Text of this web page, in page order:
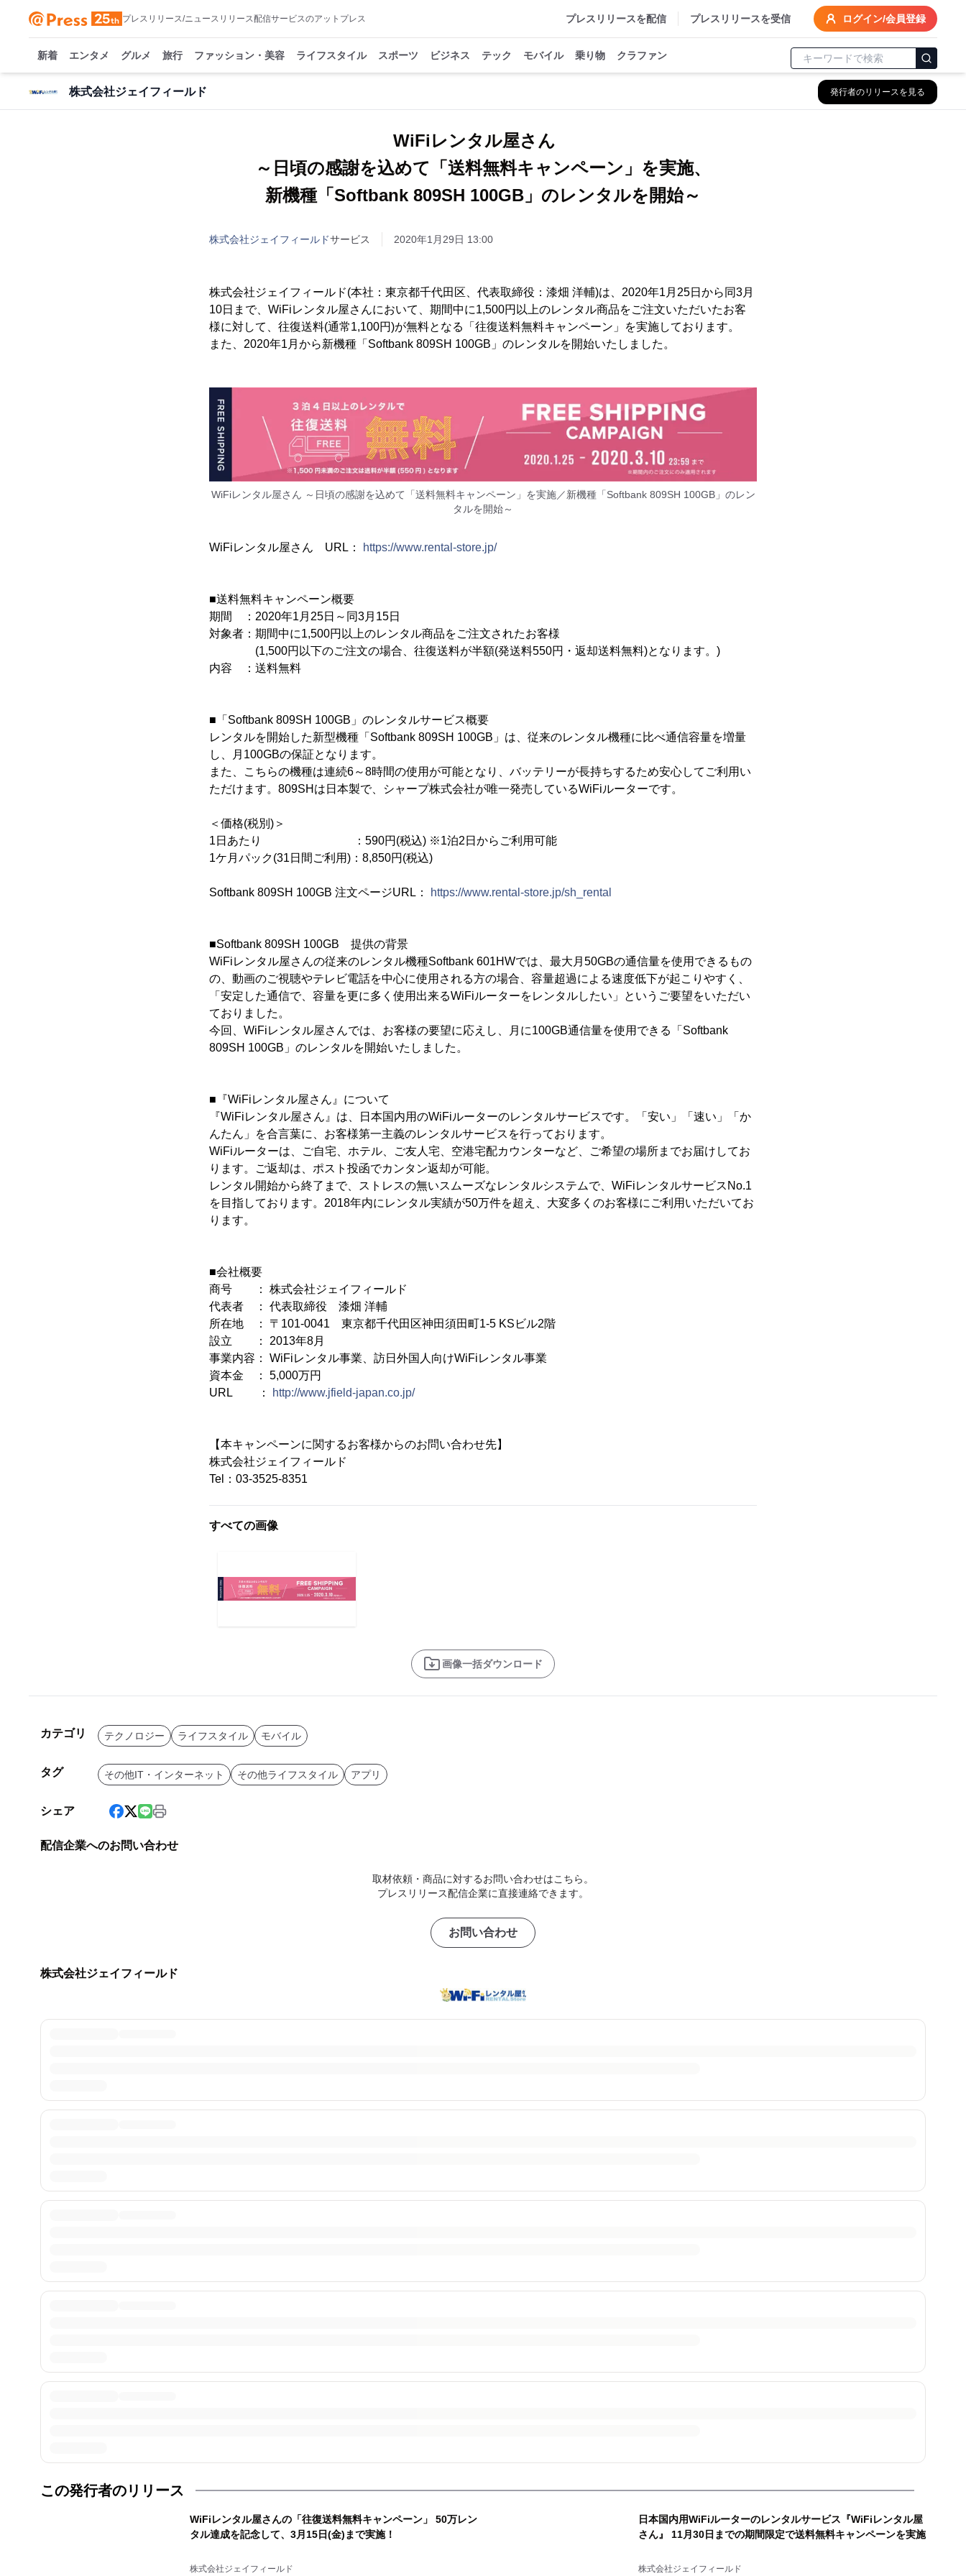
プレスリリース/ニュースリリース配信サービスのアットプレス プレスリリースを配信 プレスリリースを受信 ログイン/会員登録
新着 エンタメ グルメ 旅行 ファッション・美容 ライフスタイル スポーツ ビジネス テック モバイル 乗り物 クラファン
株式会社ジェイフィールド 発行者のリリースを見る
WiFiレンタル屋さん
～日頃の感謝を込めて「送料無料キャンペーン」を実施、
新機種「Softbank 809SH 100GB」のレンタルを開始～
株式会社ジェイフィールドサービス 2020年1月29日 13:00
株式会社ジェイフィールド(本社：東京都千代田区、代表取締役：漆畑 洋輔)は、2020年1月25日から同3月
10日まで、WiFiレンタル屋さんにおいて、期間中に1,500円以上のレンタル商品をご注文いただいたお客
様に対して、往復送料(通常1,100円)が無料となる「往復送料無料キャンペーン」を実施しております。
また、2020年1月から新機種「Softbank 809SH 100GB」のレンタルを開始いたしました。
WiFiレンタル屋さん ～日頃の感謝を込めて「送料無料キャンペーン」を実施／新機種「Softbank 809SH 100GB」のレン
タルを開始～
WiFiレンタル屋さん URL： https://www.rental-store.jp/
■送料無料キャンペーン概要
期間 ：2020年1月25日～同3月15日
対象者：期間中に1,500円以上のレンタル商品をご注文されたお客様
(1,500円以下のご注文の場合、往復送料が半額(発送料550円・返却送料無料)となります。)
内容 ：送料無料
■「Softbank 809SH 100GB」のレンタルサービス概要
レンタルを開始した新型機種「Softbank 809SH 100GB」は、従来のレンタル機種に比べ通信容量を増量
し、月100GBの保証となります。
また、こちらの機種は連続6～8時間の使用が可能となり、バッテリーが長持ちするため安心してご利用い
ただけます。809SHは日本製で、シャープ株式会社が唯一発売しているWiFiルーターです。
＜価格(税別)＞
1日あたり ：590円(税込) ※1泊2日からご利用可能
1ケ月パック(31日間ご利用)：8,850円(税込)
Softbank 809SH 100GB 注文ページURL： https://www.rental-store.jp/sh_rental
■Softbank 809SH 100GB 提供の背景
WiFiレンタル屋さんの従来のレンタル機種Softbank 601HWでは、最大月50GBの通信量を使用できるもの
の、動画のご視聴やテレビ電話を中心に使用される方の場合、容量超過による速度低下が起こりやすく、
「安定した通信で、容量を更に多く使用出来るWiFiルーターをレンタルしたい」というご要望をいただい
ておりました。
今回、WiFiレンタル屋さんでは、お客様の要望に応えし、月に100GB通信量を使用できる「Softbank
809SH 100GB」のレンタルを開始いたしました。
■『WiFiレンタル屋さん』について
『WiFiレンタル屋さん』は、日本国内用のWiFiルーターのレンタルサービスです。「安い」「速い」「か
んたん」を合言葉に、お客様第一主義のレンタルサービスを行っております。
WiFiルーターは、ご自宅、ホテル、ご友人宅、空港宅配カウンターなど、ご希望の場所までお届けしてお
ります。ご返却は、ポスト投函でカンタン返却が可能。
レンタル開始から終了まで、ストレスの無いスムーズなレンタルシステムで、WiFiレンタルサービスNo.1
を目指しております。2018年内にレンタル実績が50万件を超え、大変多くのお客様にご利用いただいてお
ります。
■会社概要
商号 ： 株式会社ジェイフィールド
代表者 ： 代表取締役 漆畑 洋輔
所在地 ： 〒101-0041 東京都千代田区神田須田町1-5 KSビル2階
設立 ： 2013年8月
事業内容： WiFiレンタル事業、訪日外国人向けWiFiレンタル事業
資本金 ： 5,000万円
URL ：
http://www.jfield-japan.co.jp/
【本キャンペーンに関するお客様からのお問い合わせ先】
株式会社ジェイフィールド
Tel：03-3525-8351
すべての画像
画像一括ダウンロード
カテゴリ テクノロジー ライフスタイル モバイル
タグ その他IT・インターネット その他ライフスタイル アプリ
シェア
配信企業へのお問い合わせ
取材依頼・商品に対するお問い合わせはこちら。
プレスリリース配信企業に直接連絡できます。
お問い合わせ
株式会社ジェイフィールド
この発行者のリリース
WiFiレンタル屋さんの「往復送料無料キャンペーン」 50万レン
タル達成を記念して、3月15日(金)まで実施！
株式会社ジェイフィールド
日本国内用WiFiルーターのレンタルサービス『WiFiレンタル屋
さん』 11月30日までの期間限定で送料無料キャンペーンを実施
株式会社ジェイフィールド